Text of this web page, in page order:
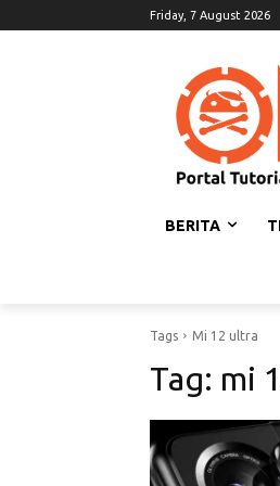
Friday, 7 August 2026
BERITA
Tags Mi 12 ultra
Tag: mi